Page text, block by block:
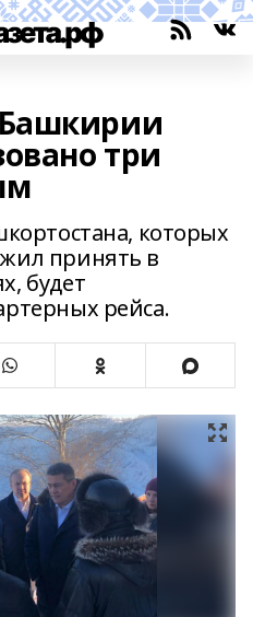
три
которых
принять в
будет
рейса.